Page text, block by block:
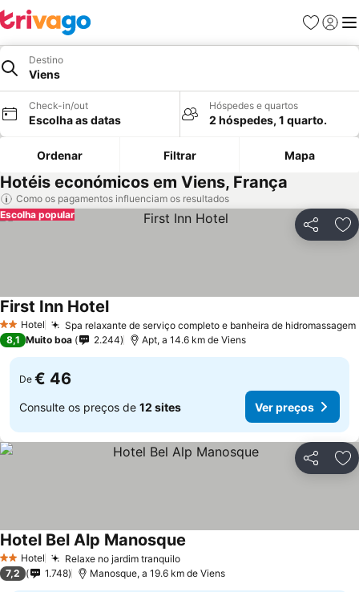
Favoritos
Iniciar
Destino
Viens
Check-in/out
Escolha as datas
Hóspedes e quartos
2 hóspedes, 1 quarto.
Ordenar Filtrar Mapa
Hotéis económicos em Viens, França
Como os pagamentos influenciam os resultados
Partilhar
Escolha popular
2 Estrelas
Hotel Spa relaxante de serviço completo e banheira de hidromassagem
First Inn Hotel
8,1 Muito boa 2.244 Apt, a 14.6 km de Viens
De € 46
Consulte os preços de 12 sites Ver preços
Partilhar
2 Estrelas
Hotel Relaxe no jardim tranquilo
Hotel Bel Alp Manosque
7,2 1.748 Manosque, a 19.6 km de Viens